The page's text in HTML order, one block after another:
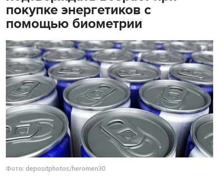
покупке энергетиков с
помощью биометрии
Фото: depositphotos/heromen30